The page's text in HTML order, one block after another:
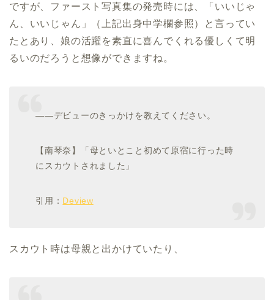
ですが、ファースト写真集の発売時には、「いいじゃ
ん、いいじゃん」（上記出身中学欄参照）と言ってい
たとあり、娘の活躍を素直に喜んでくれる優しくて明
るいのだろうと想像ができますね。
――デビューのきっかけを教えてください。
【南琴奈】「母といとこと初めて原宿に行った時
にスカウトされました」
引用： Deview
スカウト時は母親と出かけていたり、